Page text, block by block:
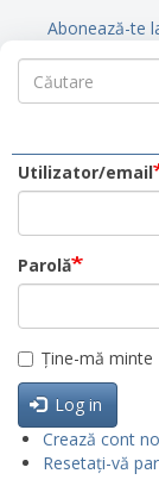
Abonează-te
Căutare
Căutare
Utilizator/email
Parolă
Ține-mă minte
Log in
Crează cont
Resetați-vă